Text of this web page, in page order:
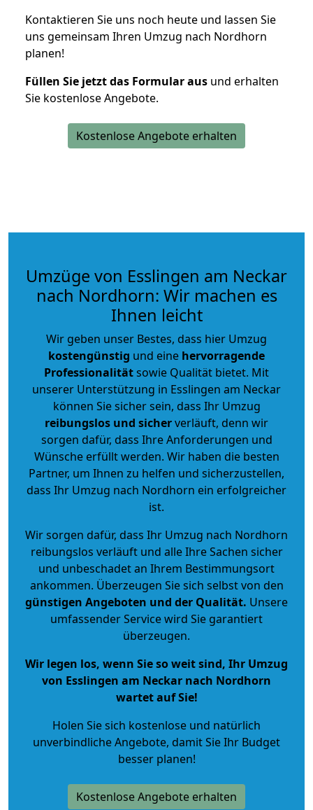
Kontaktieren Sie uns noch heute und lassen Sie
uns gemeinsam Ihren Umzug nach Nordhorn
planen!
Füllen Sie jetzt das Formular aus und erhalten
Sie kostenlose Angebote.
Kostenlose Angebote erhalten
Umzüge von Esslingen am Neckar
nach Nordhorn: Wir machen es
Ihnen leicht
Wir geben unser Bestes, dass hier Umzug
kostengünstig und eine hervorragende
Professionalitätsowie Qualität bietet. Mit
unserer Unterstützung in Esslingen am Neckar
können Sie sicher sein, dass Ihr Umzug
reibungslos und sicherverläuft, denn wir
sorgen dafür, dass Ihre Anforderungen und
Wünsche erfüllt werden. Wir haben die besten
Partner, um Ihnen zu helfen und sicherzustellen,
dass Ihr Umzug nach Nordhorn ein erfolgreicher
ist.
Wir sorgen dafür, dass Ihr Umzug nach Nordhorn
reibungslos verläuft und alle Ihre Sachen sicher
und unbeschadet an Ihrem Bestimmungsort
ankommen. Überzeugen Sie sich selbst von den
günstigen Angeboten und der Qualität. Unsere
umfassender Service wird Sie garantiert
überzeugen.
Wir legen los, wenn Sie so weit sind, Ihr Umzug
von Esslingen am Neckar nach Nordhorn
wartet auf Sie!
Holen Sie sich kostenlose und natürlich
unverbindliche Angebote, damit Sie Ihr Budget
besser planen!
Kostenlose Angebote erhalten